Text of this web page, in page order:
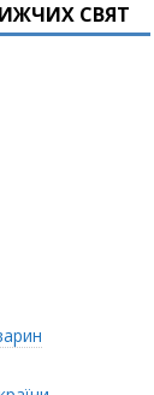
СВЯТ